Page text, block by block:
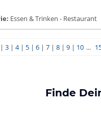
Essen & Trinken - Restaurant
3| 4| 5| 6| 7| 8| 9| 10 ...
Finde